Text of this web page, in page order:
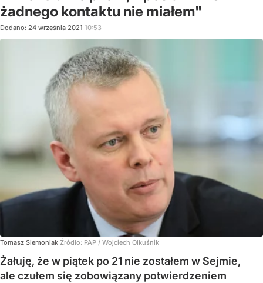
żadnego kontaktu nie miałem"
Dodano: 24 września 2021 10:53
Tomasz Siemoniak Źródło: PAP / Wojciech Olkuśnik
Żałuję, że w piątek po 21 nie zostałem w Sejmie,
ale czułem się zobowiązany potwierdzeniem